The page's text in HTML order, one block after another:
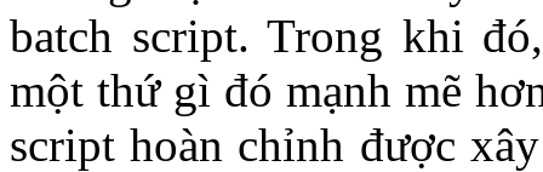
batch script. Trong khi
một thứ gì đó mạnh mẽ
script hoàn chỉnh được